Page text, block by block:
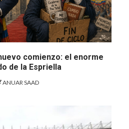
comienzo: el enorme
de la Espriella
ANUAR SAAD